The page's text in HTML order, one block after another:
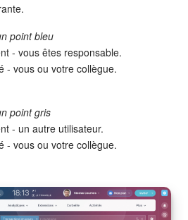
point bleu
- vous êtes responsable.
- vous ou votre collègue.
point gris
- un autre utilisateur.
- vous ou votre collègue.